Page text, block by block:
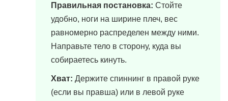
Правильная постановка: Стойте
удобно, ноги на ширине плеч, вес
равномерно распределен между ними.
Направьте тело в сторону, куда вы
собираетесь кинуть.
Хват: Держите спиннинг в правой руке
(если вы правша) или в левой руке